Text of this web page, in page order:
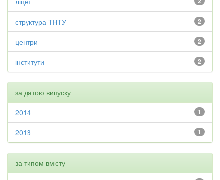
2
структура ТНТУ
2
центри
2
інститути
за датою випуску
1
2014
1
2013
за типом вмісту